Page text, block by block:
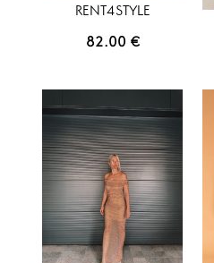
RENT4STYLE
82.00 €